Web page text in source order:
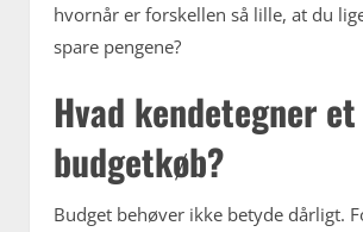
hvornår er forskellen så lille, at du
spare pengene?
Hvad kendetegner
budgetkøb?
Budget behøver ikke betyde dårligt.